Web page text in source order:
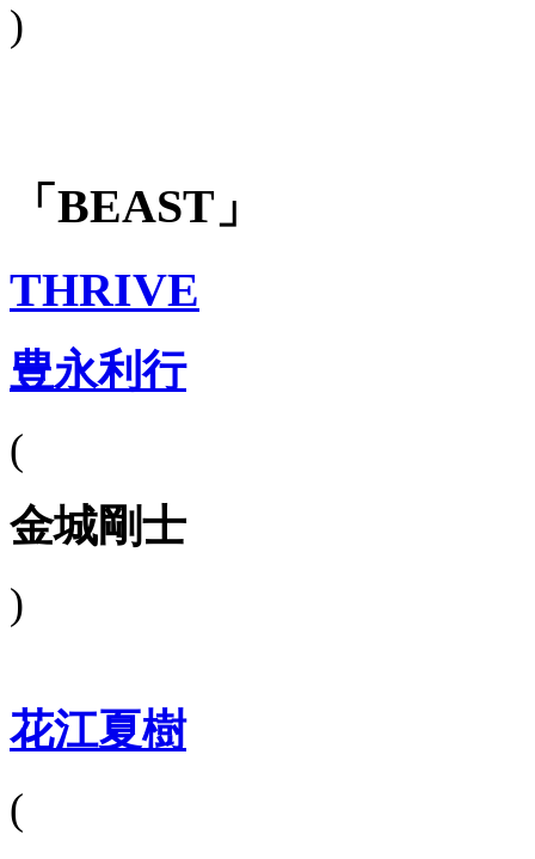
)
「BEAST」
THRIVE
豊永利行
(
金城剛士
)
花江夏樹
(